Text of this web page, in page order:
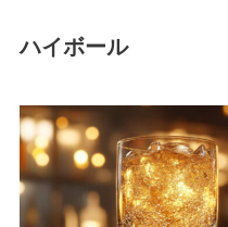
ハイボール